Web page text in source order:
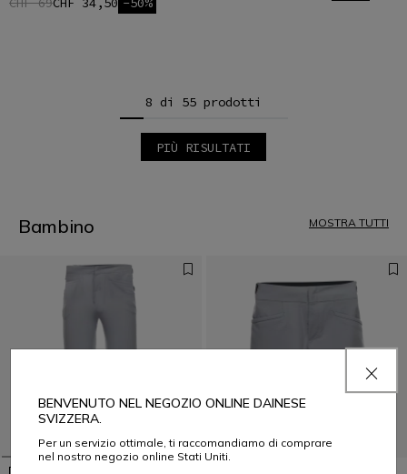
8 di 55 prodotti
PIÙ RISULTATI
6
Bambino MOSTRA TUTTI
BENVENUTO NEL NEGOZIO ONLINE DAINESE
SVIZZERA.
Per un servizio ottimale, ti raccomandiamo di comprare
nel nostro negozio online Stati Uniti.